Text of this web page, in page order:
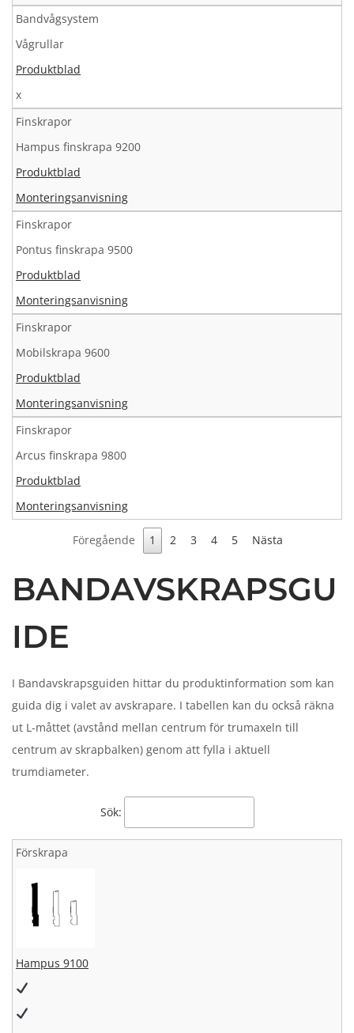
Bandvågsystem
Vågrullar
Produktblad
x
Finskrapor
Hampus finskrapa 9200
Produktblad
Monteringsanvisning
Finskrapor
Pontus finskrapa 9500
Produktblad
Monteringsanvisning
Finskrapor
Mobilskrapa 9600
Produktblad
Monteringsanvisning
Finskrapor
Arcus finskrapa 9800
Produktblad
Monteringsanvisning
Föregående 1 2 3 4 5 Nästa
BANDAVSKRAPSGU
IDE
I Bandavskrapsguiden hittar du produktinformation som kan
guida dig i valet av avskrapare. I tabellen kan du också räkna
ut L-måttet (avstånd mellan centrum för trumaxeln till
centrum av skrapbalken) genom att fylla i aktuell
trumdiameter.
Sök:
Förskrapa
Hampus 9100